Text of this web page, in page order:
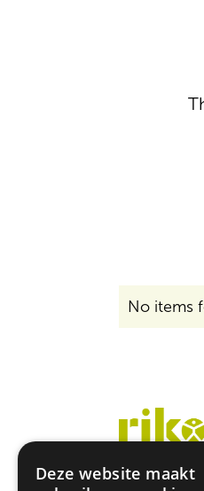
No items
Deze website maakt